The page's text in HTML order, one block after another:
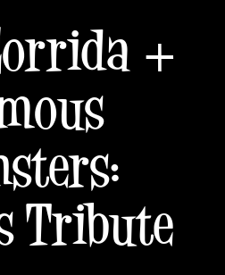
+
Tribute